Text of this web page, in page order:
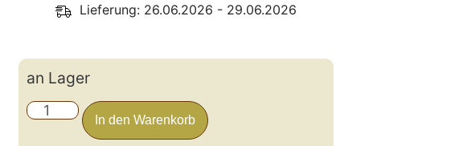
Lieferung: 26.06.2026 - 29.06.2026
an Lager
In den Warenkorb